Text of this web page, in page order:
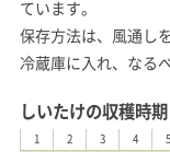
ています。
保存方法は、風通し
冷蔵庫に入れ、なる
しいたけの収穫時期
1 2 3 4 5